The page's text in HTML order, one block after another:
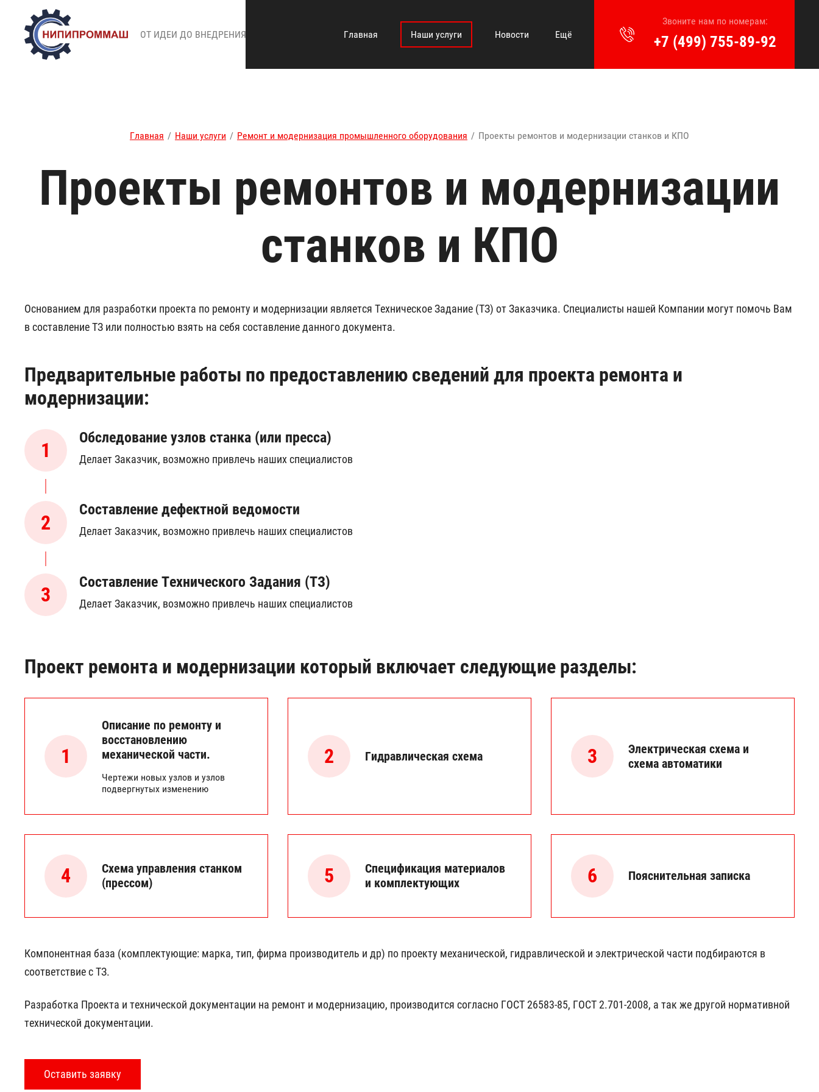
ОТ ИДЕИ ДО ВНЕДРЕНИЯ Главная Наши услуги Новости Ещё
Звоните нам по номерам:
+7 (499) 755-89-92
Главная / Наши услуги / Ремонт и модернизация промышленного оборудования / Проекты ремонтов и модернизации станков и КПО
Проекты ремонтов и модернизации
станков и КПО
Основанием для разработки проекта по ремонту и модернизации является Техническое Задание (ТЗ) от Заказчика. Специалисты нашей Компании могут помочь Вам
в составление ТЗ или полностью взять на себя составление данного документа.
Предварительные работы по предоставлению сведений для проекта ремонта и
модернизации:
1
Обследование узлов станка (или пресса)
Делает Заказчик, возможно привлечь наших специалистов
2
Составление дефектной ведомости
Делает Заказчик, возможно привлечь наших специалистов
3
Составление Технического Задания (ТЗ)
Делает Заказчик, возможно привлечь наших специалистов
Проект ремонта и модернизации который включает следующие разделы:
1
Описание по ремонту и
восстановлению
механической части.
Чертежи новых узлов и узлов
подвергнутых изменению
2 Гидравлическая схема 3
Электрическая схема и
схема автоматики
4
Схема управления станком
(прессом)
5
Спецификация материалов
и комплектующих
6 Пояснительная записка
Компонентная база (комплектующие: марка, тип, фирма производитель и др) по проекту механической, гидравлической и электрической части подбираются в
соответствие с ТЗ.
Разработка Проекта и технической документации на ремонт и модернизацию, производится согласно ГОСТ 26583-85, ГОСТ 2.701-2008, а так же другой нормативной
технической документации.
Оставить заявку